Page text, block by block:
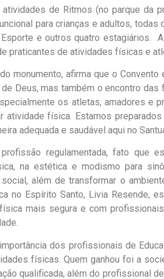
de Ritmos (no parque da
para crianças e adultos,
e outros quatro estagiários.
praticantes de atividades físicas e
monumento, afirma que o
Deus, mas também o encontro
os atletas, amadores e
atividade física. Estamos
adequada e saudável aqui no
regulamentada, fato que
na estética e modismo para
além de transformar o
no Espírito Santo, Livia Resende,
mais segura e com
dos profissionais de
físicas. Quem ganhou foi a
qualificada, além do profissional